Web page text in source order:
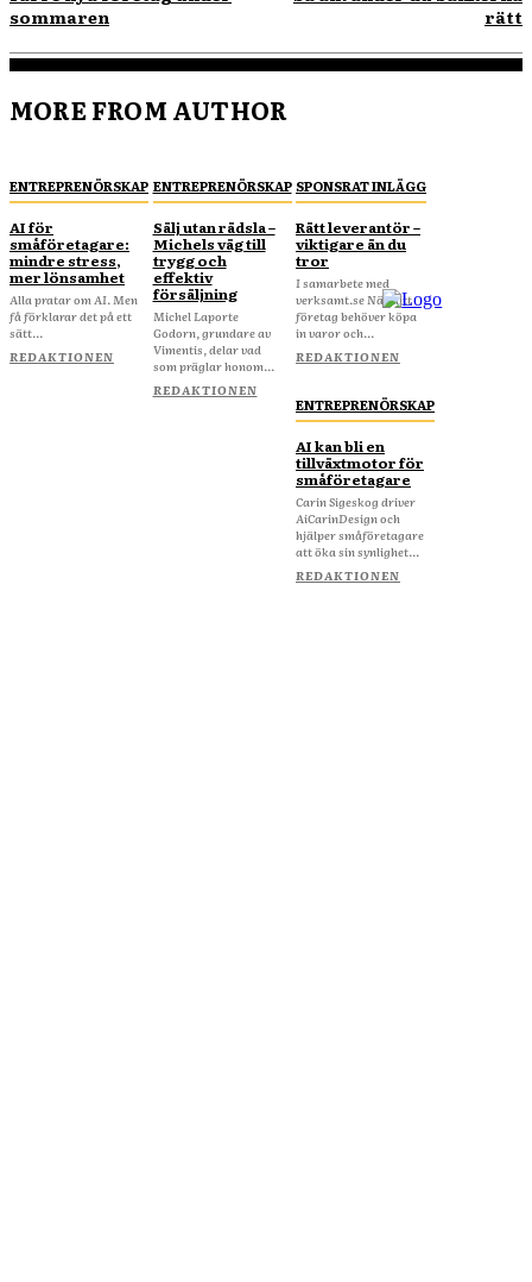
sommaren
rätt
MORE FROM AUTHOR
ENTREPRENÖRSKAP
AI för
småföretagare:
mindre stress,
mer lönsamhet
Alla pratar om AI. Men
få förklarar det på ett
sätt...
REDAKTIONEN
ENTREPRENÖRSKAP
Sälj utan rädsla –
Michels väg till
trygg och
effektiv
försäljning
Michel Laporte
Godorn, grundare av
Vimentis, delar vad
som präglar honom...
REDAKTIONEN
SPONSRAT INLÄGG
Rätt leverantör –
viktigare än du
tror
I samarbete med
verksamt.se När ditt
företag behöver köpa
in varor och...
REDAKTIONEN
ENTREPRENÖRSKAP
AI kan bli en
tillväxtmotor för
småföretagare
Carin Sigeskog driver
AiCarinDesign och
hjälper småföretagare
att öka sin synlighet...
REDAKTIONEN